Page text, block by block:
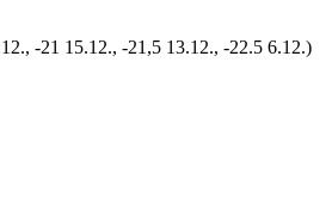
-21 15.12., -21,5 13.12., -22.5 6.12.)